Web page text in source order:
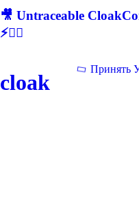
🎥 Untraceable
⚡🕵‍♂
cloak
Принять